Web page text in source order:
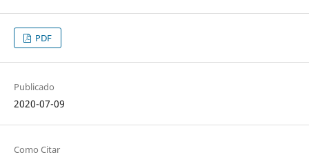
PDF
Publicado
2020-07-09
Como Citar